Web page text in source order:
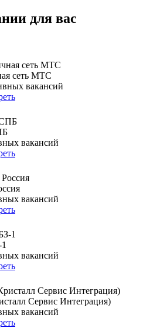
для вас
сеть МТС
вакансий
вакансий
вакансий
вакансий
Сервис Интеграция)
вакансий